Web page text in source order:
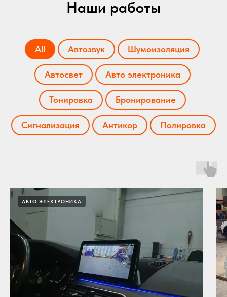
Наши работы
All Автозвук Шумоизоляция
Автосвет Авто электроника
Тонировка Бронирование
Сигнализация Антикор Полировка
АВТО ЭЛЕКТРОНИКА